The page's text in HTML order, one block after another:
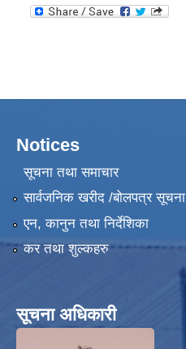
Notices
सूचना तथा समाचार
सार्वजनिक खरीद /बोलपत्र सूचना
एन, कानुन तथा निर्देशिका
कर तथा शुल्कहरु
सूचना अधिकारी